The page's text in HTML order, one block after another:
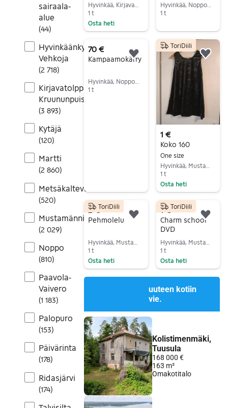
sairaala-
alue
(44)
Hyvinkäänkylä-
Vehkoja
(2 718)
Kirjavatolppa-
Kruununpuisto
(3 893)
Kytäjä
(120)
Martti
(2 860)
Metsäkalteva
(520)
Mustamännistö
(2 029)
Noppo
(810)
Paavola-
Vaivero
(1 183)
Palopuro
(153)
Päivärinta
(178)
Ridasjärvi
(174)
1 t
Osta heti
Hyvinkää, Noppo, Uusimaa
1 t
70 €
Kampaamokärry
1 t
Lisää suosikiksi.
Siirry ilmoitukseen
1 €
Koko 160
One size
Hyvinkää, Mustamännistö, Uusimaa
1 t
Osta heti
ToriDiili
2 €
Pehmolelu
1 t
Osta heti
ToriDiili
Lisää suosikiksi.
1 €
Charm school
DVD
Hyvinkää, Mustamännistö, Uusimaa
1 t
Osta heti
ToriDiili